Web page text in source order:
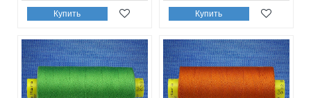
Купить Купить